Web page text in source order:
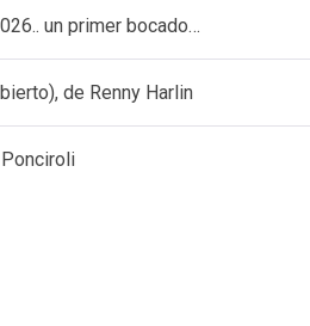
un primer bocado…
de Renny Harlin
Ponciroli